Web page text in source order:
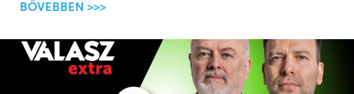
BŐVEBBEN >>>